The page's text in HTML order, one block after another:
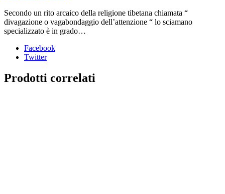
Secondo un rito arcaico della religione tibetana chiamata “
divagazione o vagabondaggio dell’attenzione “ lo sciamano
specializzato è in grado…
Facebook
Twitter
Prodotti correlati